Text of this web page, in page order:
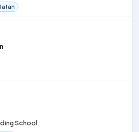
School